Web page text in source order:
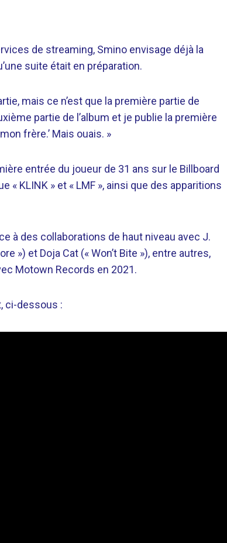
de streaming, Smino envisage déjà la
suite était en préparation.
mais ce n’est que la première partie de
partie de l’album et je publie la première
frère.’ Mais ouais. »
entrée du joueur de 31 ans sur le Billboard
KLINK » et « LMF », ainsi que des apparitions
à des collaborations de haut niveau avec J.
») et Doja Cat (« Won’t Bite »), entre autres,
Motown Records en 2021.
ci-dessous :